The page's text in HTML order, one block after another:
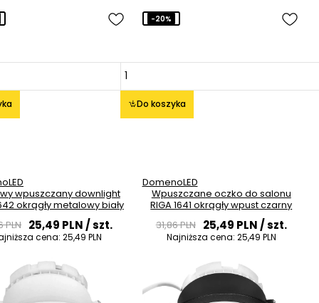
wpuszczany downlight
okrągły metalowy biały
PLN 25,49 PLN/ szt.
cena:25,49 PLN
Do koszyka
-20%
DomenoLED
Wpuszczane oczko do salonu
RIGA 1641 okrągły wpust czarny
31,86 PLN 25,49 PLN/ szt.
Najniższa cena: 25,49 PLN